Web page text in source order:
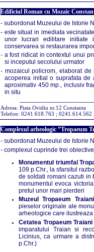
Edificiul Roman cu Mozaic
- subordonat Muzeului de Istorie
- este situat in imediata
unor lucrari edilitare initiate
conservarea si restaurarea
- a fost ridicat in contextul unui
si inceputul secolului urmator
- mozaicul policrom, elaborat de
acoperea initial o suprafata de
aproximativ 450 mp., inclusiv
in situ
Adresa: Piata Ovidiu nr.12 Constanta
Telefon: 0241.618.763 ; 0241.614.562
Complexul arheologic ”Tropaeum
- subordonat Muzeului de Istorie
- complexul cuprinde trei
Monumentul triumfal
109 p.Chr., la sfarsitul
de soldati romani cazuti in
monumentul evoca
pretul unor mari pierderi
Muzeul Tropaeum
pieselor originale ale
arheologice care
Cetatea Tropaeum
imparatului Traian si
Licinius, ca urmare a
p.Chr.)